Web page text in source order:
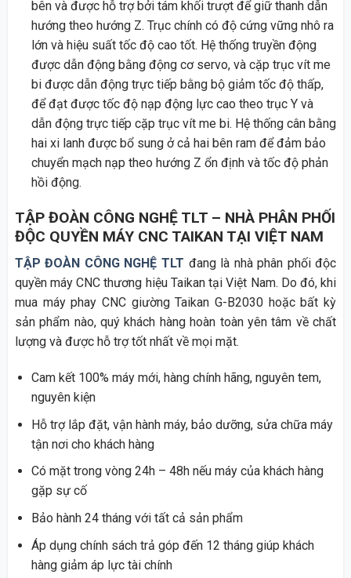
bên và được hỗ trợ bởi tám khối trượt để giữ thanh dẫn
hướng theo hướng Z. Trục chính có độ cứng vững nhô ra
lớn và hiệu suất tốc độ cao tốt. Hệ thống truyền động
được dẫn động bằng động cơ servo, và cặp trục vít me
bi được dẫn động trực tiếp bằng bộ giảm tốc độ thấp,
để đạt được tốc độ nạp động lực cao theo trục Y và
dẫn động trực tiếp cặp trục vít me bi. Hệ thống cân bằng
hai xi lanh được bổ sung ở cả hai bên ram để đảm bảo
chuyển mạch nạp theo hướng Z ổn định và tốc độ phản
hồi động.
TẬP ĐOÀN CÔNG NGHỆ TLT – NHÀ PHÂN PHỐI
ĐỘC QUYỀN MÁY CNC TAIKAN TẠI VIỆT NAM
TẬP ĐOÀN CÔNG NGHỆ TLT đang là nhà phân phối độc
quyền máy CNC thương hiệu Taikan tại Việt Nam. Do đó, khi
mua máy phay CNC giường Taikan G-B2030 hoặc bất kỳ
sản phẩm nào, quý khách hàng hoàn toàn yên tâm về chất
lượng và được hỗ trợ tốt nhất về mọi mặt.
Cam kết 100% máy mới, hàng chính hãng, nguyên tem,
nguyên kiện
Hỗ trợ lắp đặt, vận hành máy, bảo dưỡng, sửa chữa máy
tận nơi cho khách hàng
Có mặt trong vòng 24h – 48h nếu máy của khách hàng
gặp sự cố
Bảo hành 24 tháng với tất cả sản phẩm
Áp dụng chính sách trả góp đến 12 tháng giúp khách
hàng giảm áp lực tài chính